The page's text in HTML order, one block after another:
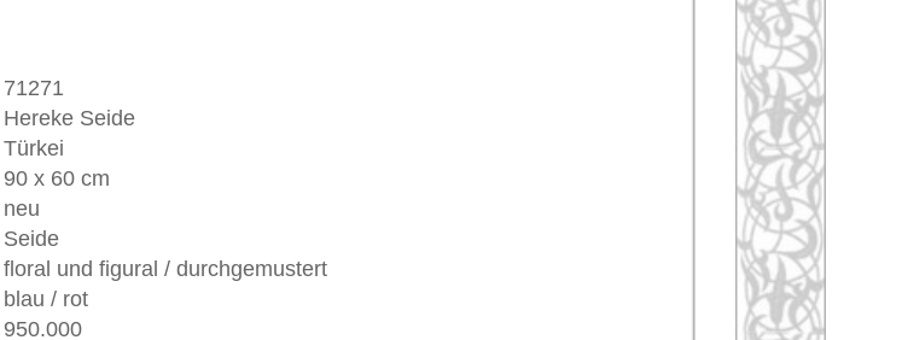
am Marmarameer etwa 60
eine Manufaktur für Stoffe
aus Sivas, Manisa und
Knüpferei ein, in der
meist Varianten persischer,
) und türkischer elegant
Gold- und Silberfäden,
(oft mit einem
erstklassig. Alte
signiert. Die Qualität